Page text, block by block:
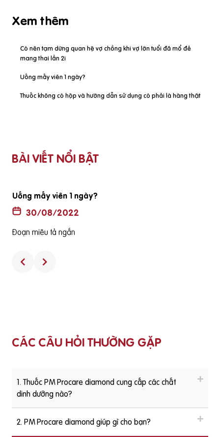
Xem thêm
Có nên tạm dừng quan hệ vợ chồng khi vợ lớn tuổi đã mổ đẻ
mang thai lần 2i
Uống mấy viên 1 ngày?
Thuốc không có hộp và hướng dẫn sử dụng có phải là hàng thật
BÀI VIẾT NỔI BẬT
Uống mấy viên 1 ngày?
30/08/2022
Đoạn miêu tả ngắn
CÁC CÂU HỎI THƯỜNG GẶP
1. Thuốc PM Procare diamond cung cấp các chất
dinh dưỡng nào?
2. PM Procare diamond giúp gì cho bạn?